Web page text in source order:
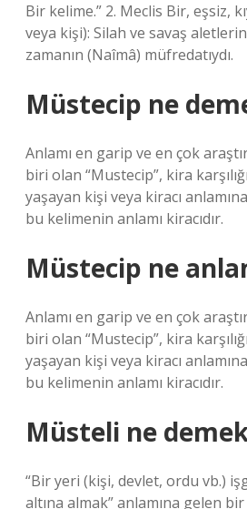
Bir kelime.” 2. Meclis Bir, eşsiz,
veya kişi): Silah ve savaş
zamanın (Naîmâ) müfredatıydı.
Müstecip ne
Anlamı en garip ve en çok
biri olan “Mustecip”, kira
yaşayan kişi veya kiracı
bu kelimenin anlamı kiracıdır.
Müstecip ne
Anlamı en garip ve en çok
biri olan “Mustecip”, kira
yaşayan kişi veya kiracı
bu kelimenin anlamı kiracıdır.
Müsteli ne
“Bir yeri (kişi, devlet, ordu vb.)
altına almak” anlamına gelen